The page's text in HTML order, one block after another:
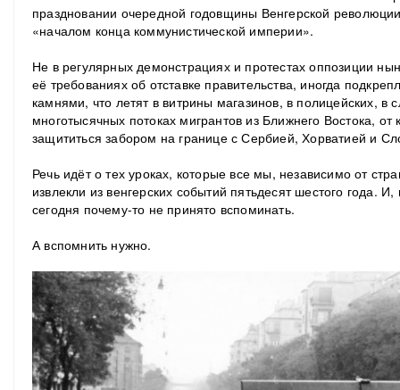
праздновании очередной годовщины Венгерской
«началом конца коммунистической империи».
Не в регулярных демонстрациях и протестах оппозиции
её требованиях об отставке правительства, иногда
камнями, что летят в витрины магазинов, в полицейских, в
многотысячных потоках мигрантов из Ближнего Востока,
защититься забором на границе с Сербией, Хорватией и
Речь идёт о тех уроках, которые все мы, независимо от
извлекли из венгерских событий пятьдесят шестого года.
сегодня почему-то не принято вспоминать.
А вспомнить нужно.